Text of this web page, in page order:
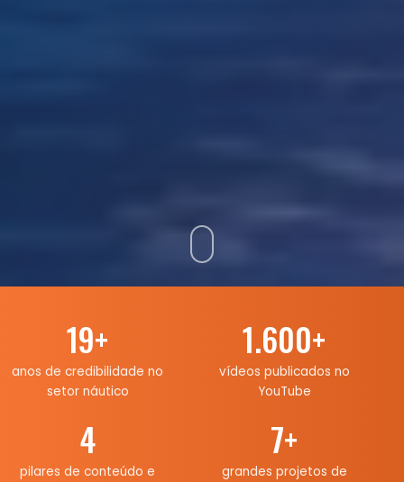
19+
anos de credibilidade no
setor náutico
1.600+
vídeos publicados no
YouTube
4
pilares de conteúdo e
7+
grandes projetos de